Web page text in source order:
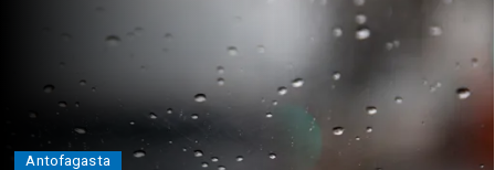
Antofagasta